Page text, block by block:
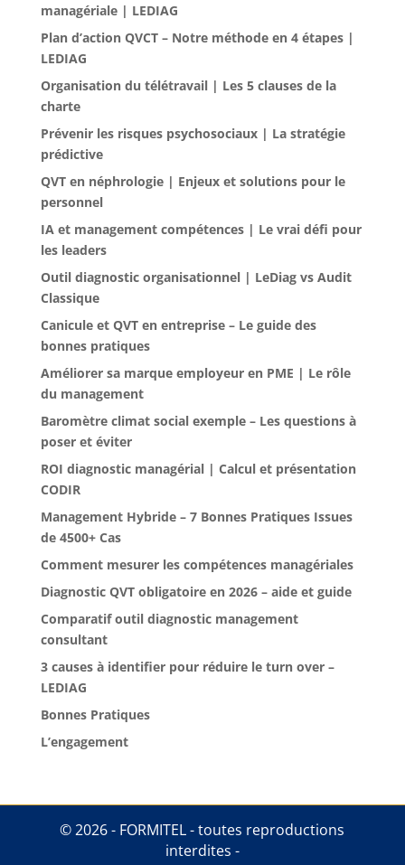
managériale | LEDIAG
Plan d’action QVCT – Notre méthode en 4 étapes |
LEDIAG
Organisation du télétravail | Les 5 clauses de la
charte
Prévenir les risques psychosociaux | La stratégie
prédictive
QVT en néphrologie | Enjeux et solutions pour le
personnel
IA et management compétences | Le vrai défi pour
les leaders
Outil diagnostic organisationnel | LeDiag vs Audit
Classique
Canicule et QVT en entreprise – Le guide des
bonnes pratiques
Améliorer sa marque employeur en PME | Le rôle
du management
Baromètre climat social exemple – Les questions à
poser et éviter
ROI diagnostic managérial | Calcul et présentation
CODIR
Management Hybride – 7 Bonnes Pratiques Issues
de 4500+ Cas
Comment mesurer les compétences managériales
Diagnostic QVT obligatoire en 2026 – aide et guide
Comparatif outil diagnostic management
consultant
3 causes à identifier pour réduire le turn over –
LEDIAG
Bonnes Pratiques
L’engagement
© 2026 - FORMITEL - toutes reproductions
interdites -